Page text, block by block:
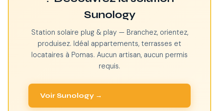
Sunology
Station solaire plug & play — Branchez, orientez,
produisez. Idéal appartements, terrasses et
locataires à Pomas. Aucun artisan, aucun permis
requis.
Voir Sunology →